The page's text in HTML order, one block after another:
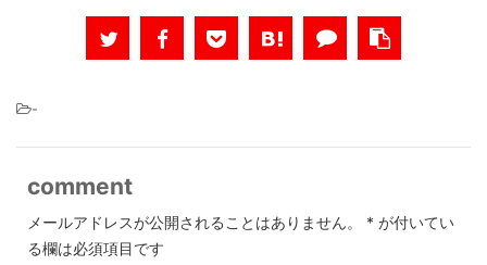
-
comment
メールアドレスが公開されることはありません。 * が付いてい
る欄は必須項目です